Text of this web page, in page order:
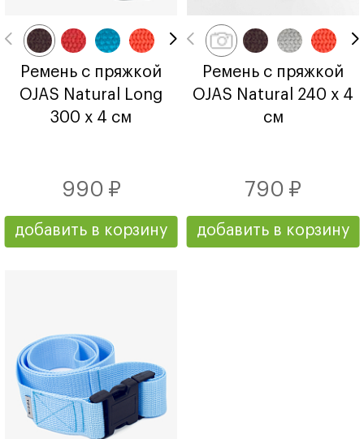
Ремень с пряжкой
OJAS Natural Long
300 х 4 см
990 ₽
добавить в корзину
Ремень с пряжкой
OJAS Natural 240 х 4
см
790 ₽
добавить в корзину